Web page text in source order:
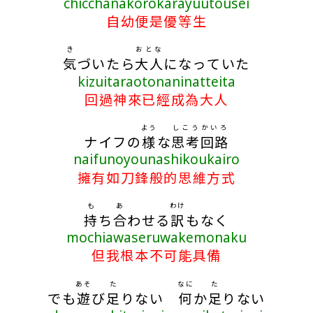
自幼便是優等生
気
き
づいたら大人
おとな
になっていた
kizuitaraotonaninatteita
回過神來已經成為大人
ナイフの様
よう
な思考
しこう
回路
かいろ
naifunoyounashikoukairo
擁有如刀鋒般的思維方式
持
も
ち合
あ
わせる訳
わけ
もなく
mochiawaseruwakemonaku
但我根本不可能具備
でも遊
あそ
び足
た
りない 何
なに
か足
た
りない